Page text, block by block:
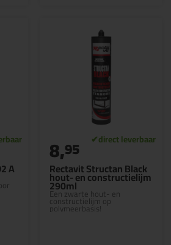
A Rectavit Structan Black
hout- en constructielijm
290ml
Een zwarte hout- en
constructielijm op
polymeerbasis!
8,95